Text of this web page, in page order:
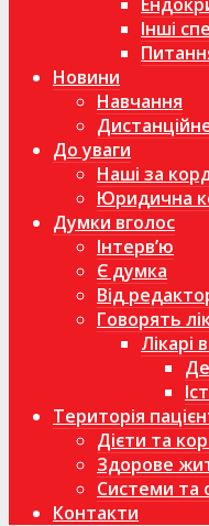
Інші
Новини
Навчання
До уваги
Наші за
Юридична
Думки вголос
Інтерв’ю
Є думка
Від
Говорять
Лікарі
Територія
Дієти та
Здорове
Системи та
Контакти